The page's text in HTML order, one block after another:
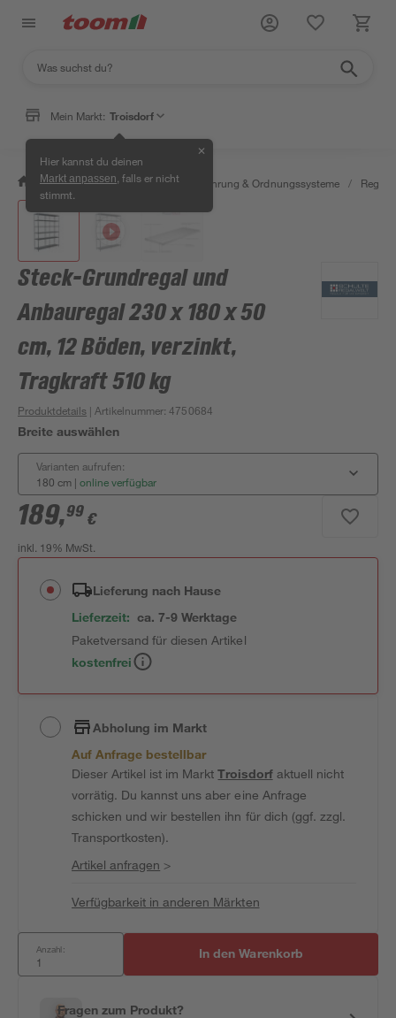
Mein Markt: Troisdorf
Hier kannst du deinen
Markt anpassen , falls er nicht
stimmt.
✕
/ Wohnen & Haushalt / Aufbewahrung & Ordnungssysteme / Regale
Steck-Grundregal und
Anbauregal 230 x 180 x 50
cm, 12 Böden, verzinkt,
Tragkraft 510 kg
Produktdetails | Artikelnummer:4750684
Breite auswählen
Varianten aufrufen:
180 cm | online verfügbar
189,99 €
inkl. 19% MwSt.
Lieferung nach Hause
Lieferzeit: ca. 7-9 Werktage
Paketversand für diesen Artikel
kostenfrei
Abholung im Markt
Auf Anfrage bestellbar
Dieser Artikel ist im MarktTroisdorfaktuell nicht
vorrätig. Du kannst uns aber eine Anfrage
schicken und wir bestellen ihn für dich (ggf. zzgl.
Transportkosten).
Artikel anfragen >
Verfügbarkeit in anderen Märkten
Anzahl: In den Warenkorb
Fragen zum Produkt?